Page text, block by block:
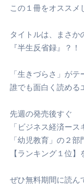
この１冊をオススメ
タイトルは、まさか
『半生反省録』？！
「生きづらさ」がテ
誰でも面白く読める
先週の発売後すぐ
「ビジネス経済ース
「幼児教育」の２部
【ランキング１位】
ぜひ無料期間に読ん